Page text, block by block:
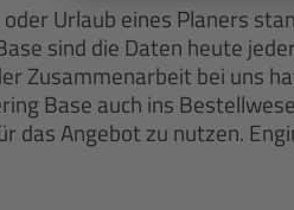
Urlaub eines Planers
sind die Daten heute
Zusammenarbeit bei uns
Base auch ins
das Angebot zu nutzen.